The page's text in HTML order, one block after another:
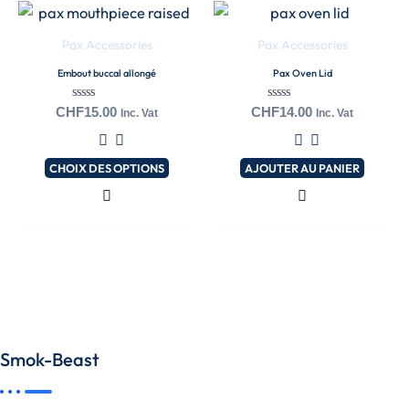
Pax Accessories
Embout buccal allongé
Note
CHF15.00 Inc. Vat
CHOIX DES OPTIONS
Ce
plusieurs
variations.
Les
options
peuvent
Pax Accessories
Pax Oven Lid
Note
CHF14.00 Inc. Vat
AJOUTER AU PANIER
Smok-Beast